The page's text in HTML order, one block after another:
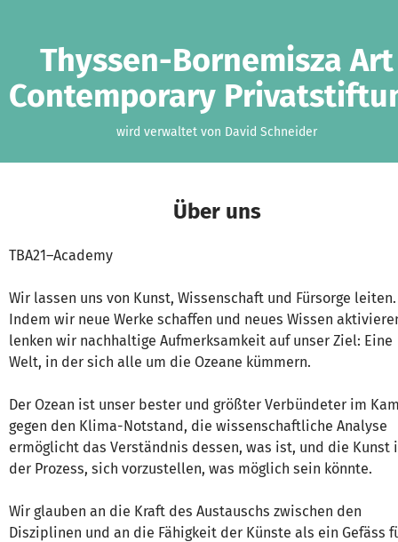
Thyssen-Bornemisza Art
Contemporary
wird verwaltet von David Schneider
Über uns
TBA21–Academy
Wir lassen uns von Kunst, Wissenschaft und Fürsorge leiten.
Indem wir neue Werke schaffen und neues Wissen
lenken wir nachhaltige Aufmerksamkeit auf unser Ziel: Eine
Welt, in der sich alle um die Ozeane kümmern.
Der Ozean ist unser bester und größter Verbündeter im
gegen den Klima-Notstand, die wissenschaftliche Analyse
ermöglicht das Verständnis dessen, was ist, und die Kunst
der Prozess, sich vorzustellen, was möglich sein könnte.
Wir glauben an die Kraft des Austauschs zwischen den
Disziplinen und an die Fähigkeit der Künste als ein Gefäss